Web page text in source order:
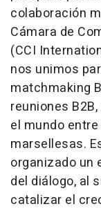
colaboración
Cámara de
(CCI
nos unimos
matchmaking
reuniones
el mundo
marsellesas.
organizado un
del diálogo, al
catalizar el